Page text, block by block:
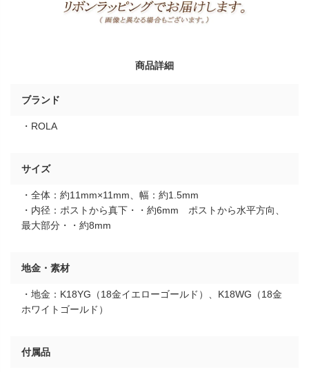
商品詳細
ブランド
・ROLA
サイズ
・全体：約11mm×11mm、幅：約1.5mm
・内径：ポストから真下・・約6mm ポストから水平方向、
最大部分・・約8mm
地金・素材
・地金：K18YG（18金イエローゴールド）、K18WG（18金
ホワイトゴールド）
付属品